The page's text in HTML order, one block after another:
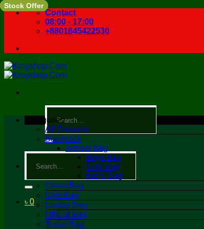
Skip
Contact
08:00 - 17:00
+8801845422530
Search
for:
Search
৳ 0
Categories
All Products
Backpack
School Bag
Boys Bag
Girls Bag
Kid’S Bag
Cross Bag
Gym Bag
Laptop Bag
Official Bag
Travel Bag
Stock Offer
Stock Offer
Stock Offer
Stock Offer
Stock Offer
Stock Offer